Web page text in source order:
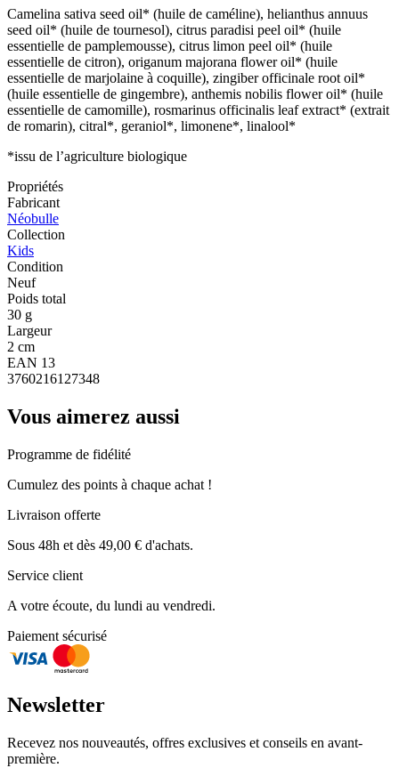
Camelina sativa seed oil* (huile de caméline), helianthus annuus
seed oil* (huile de tournesol), citrus paradisi peel oil* (huile
essentielle de pamplemousse), citrus limon peel oil* (huile
essentielle de citron), origanum majorana flower oil* (huile
essentielle de marjolaine à coquille), zingiber officinale root oil*
(huile essentielle de gingembre), anthemis nobilis flower oil* (huile
essentielle de camomille), rosmarinus officinalis leaf extract* (extrait
de romarin), citral*, geraniol*, limonene*, linalool*
*issu de l’agriculture biologique
Propriétés
Fabricant
Néobulle
Collection
Kids
Condition
Neuf
Poids total
30 g
Largeur
2 cm
EAN 13
3760216127348
Vous aimerez aussi
Programme de fidélité
Cumulez des points à chaque achat !
Livraison offerte
Sous 48h et dès 49,00 € d'achats.
Service client
A votre écoute, du lundi au vendredi.
Paiement sécurisé
Newsletter
Recevez nos nouveautés, offres exclusives et conseils en avant-
première.